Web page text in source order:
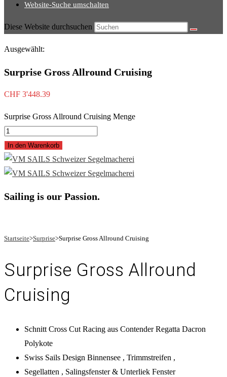
Website-Suche umschalten
Diese Website durchsuchen
Ausgewählt:
Surprise Gross Allround Cruising
CHF 3'448.39
Surprise Gross Allround Cruising Menge
In den Warenkorb
Sailing is our Passion.
Startseite>Surprise>Surprise Gross Allround Cruising
Surprise Gross Allround
Cruising
Schnitt Cross Cut Racing aus Contender Regatta Dacron
Polykote
Swiss Sails Design Binnensee , Trimmstreifen ,
Segellatten , Salingsfenster & Unterliek Fenster